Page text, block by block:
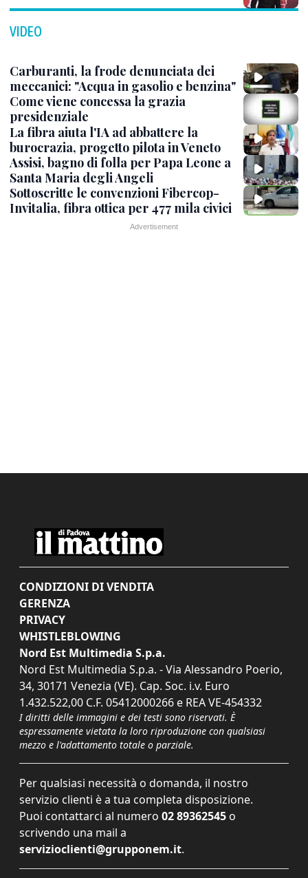
VIDEO
Carburanti, la frode denunciata dei
meccanici: "Acqua in gasolio e benzina"
Come viene concessa la grazia
presidenziale
La fibra aiuta l'IA ad abbattere la
burocrazia, progetto pilota in Veneto
Assisi, bagno di folla per Papa Leone a
Santa Maria degli Angeli
Sottoscritte le convenzioni Fibercop-
Invitalia, fibra ottica per 477 mila civici
CONDIZIONI DI VENDITA
GERENZA
PRIVACY
WHISTLEBLOWING
Nord Est Multimedia S.p.a.
Nord Est Multimedia S.p.a. - Via Alessandro Poerio,
34, 30171 Venezia (VE). Cap. Soc. i.v. Euro
1.432.522,00 C.F. 05412000266 e REA VE-454332
I diritti delle immagini e dei testi sono riservati. È
espressamente vietata la loro riproduzione con qualsiasi
mezzo e l'adattamento totale o parziale.
Per qualsiasi necessità o domanda, il nostro
servizio clienti è a tua completa disposizione.
Puoi contattarci al numero 02 89362545 o
scrivendo una mail a
servizioclienti@grupponem.it.